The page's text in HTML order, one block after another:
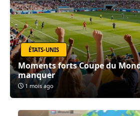
ÉTATS-UNIS
Moments forts Coupe du
manquer
1 mois ago